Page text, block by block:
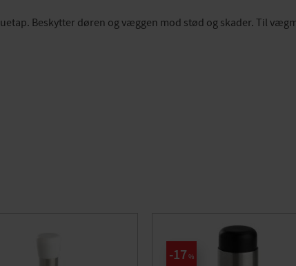
Beskytter døren og væggen mod stød og skader. Til
17 %